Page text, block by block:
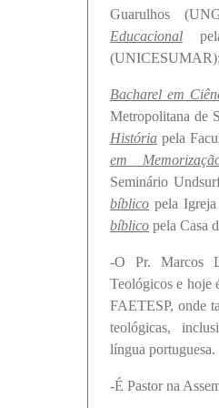
Guarulhos
Educacional
(UNICESUMAR);
Bacharel em
Metropolitana de
História pela
em
Seminário
bíblico pela
bíblico pela Casa
-O Pr. Marcos
Teológicos e hoje
FAETESP, onde
teológicas,
língua portuguesa.
-É Pastor na